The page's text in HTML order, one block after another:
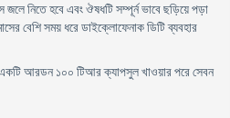
নিতে হবে এবং ঔষধটি সম্পূর্ন ভাবে ছড়িয়ে পড়া
বেশি সময় ধরে ডাইক্লোফেনাক ডিটি ব্যবহার
আরডন ১০০ টিআর ক্যাপসুল খাওয়ার পরে সেবন